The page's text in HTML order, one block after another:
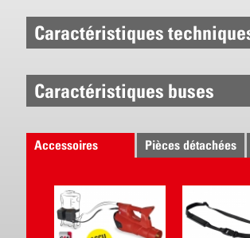
Caractéristiques
Caractéristiques buses
Accessoires Pièces détachées